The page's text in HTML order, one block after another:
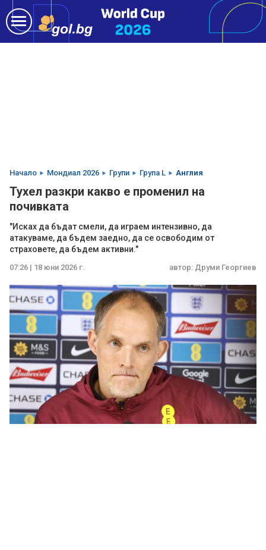
Начало Мондиал 2026 Групи Група L Англия
Тухел разкри какво е променил на
почивката
"Исках да бъдат смели, да играем интензивно, да
атакуваме, да бъдем заедно, да се освободим от
страховете, да бъдем активни."
07:26 | 18 юни 2026 г. автор: Друми Георгиев